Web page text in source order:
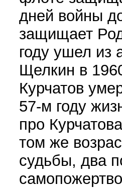
дней войны
защищает
году ушел из
Щелкин в
Курчатов
57-м году
про
том же
судьбы, два